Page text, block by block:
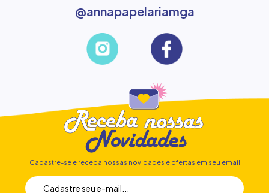
@annapapelariamga
Cadastre-se e receba nossas novidades e ofertas em seu email